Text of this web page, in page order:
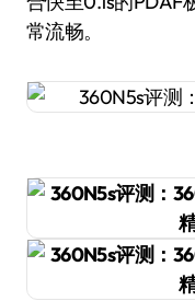
常流畅。